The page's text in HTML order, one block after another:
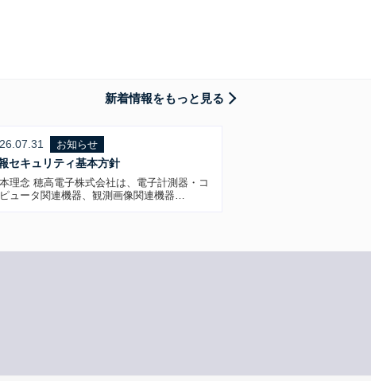
お知らせ
セキュリティ基本方針
理念 穂高電子株式会社は、電子計測器・コ
ュータ関連機器、観測画像関連機器…
新着情報をもっと見る